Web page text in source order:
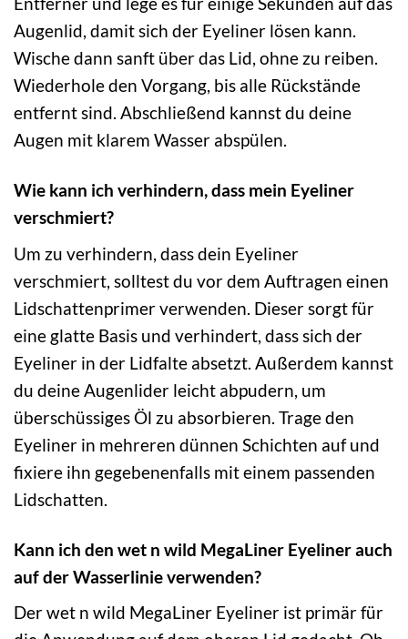
Augenlid, damit sich der Eyeliner lösen kann.
Wische dann sanft über das Lid, ohne zu reiben.
Wiederhole den Vorgang, bis alle Rückstände
entfernt sind. Abschließend kannst du deine
Augen mit klarem Wasser abspülen.
Wie kann ich verhindern, dass mein Eyeliner
verschmiert?
Um zu verhindern, dass dein Eyeliner
verschmiert, solltest du vor dem Auftragen einen
Lidschattenprimer verwenden. Dieser sorgt für
eine glatte Basis und verhindert, dass sich der
Eyeliner in der Lidfalte absetzt. Außerdem kannst
du deine Augenlider leicht abpudern, um
überschüssiges Öl zu absorbieren. Trage den
Eyeliner in mehreren dünnen Schichten auf und
fixiere ihn gegebenenfalls mit einem passenden
Lidschatten.
Kann ich den wet n wild MegaLiner Eyeliner auch
auf der Wasserlinie verwenden?
Der wet n wild MegaLiner Eyeliner ist primär für